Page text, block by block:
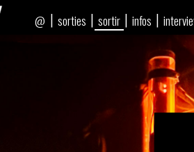
| sorties | sortir | infos |
@